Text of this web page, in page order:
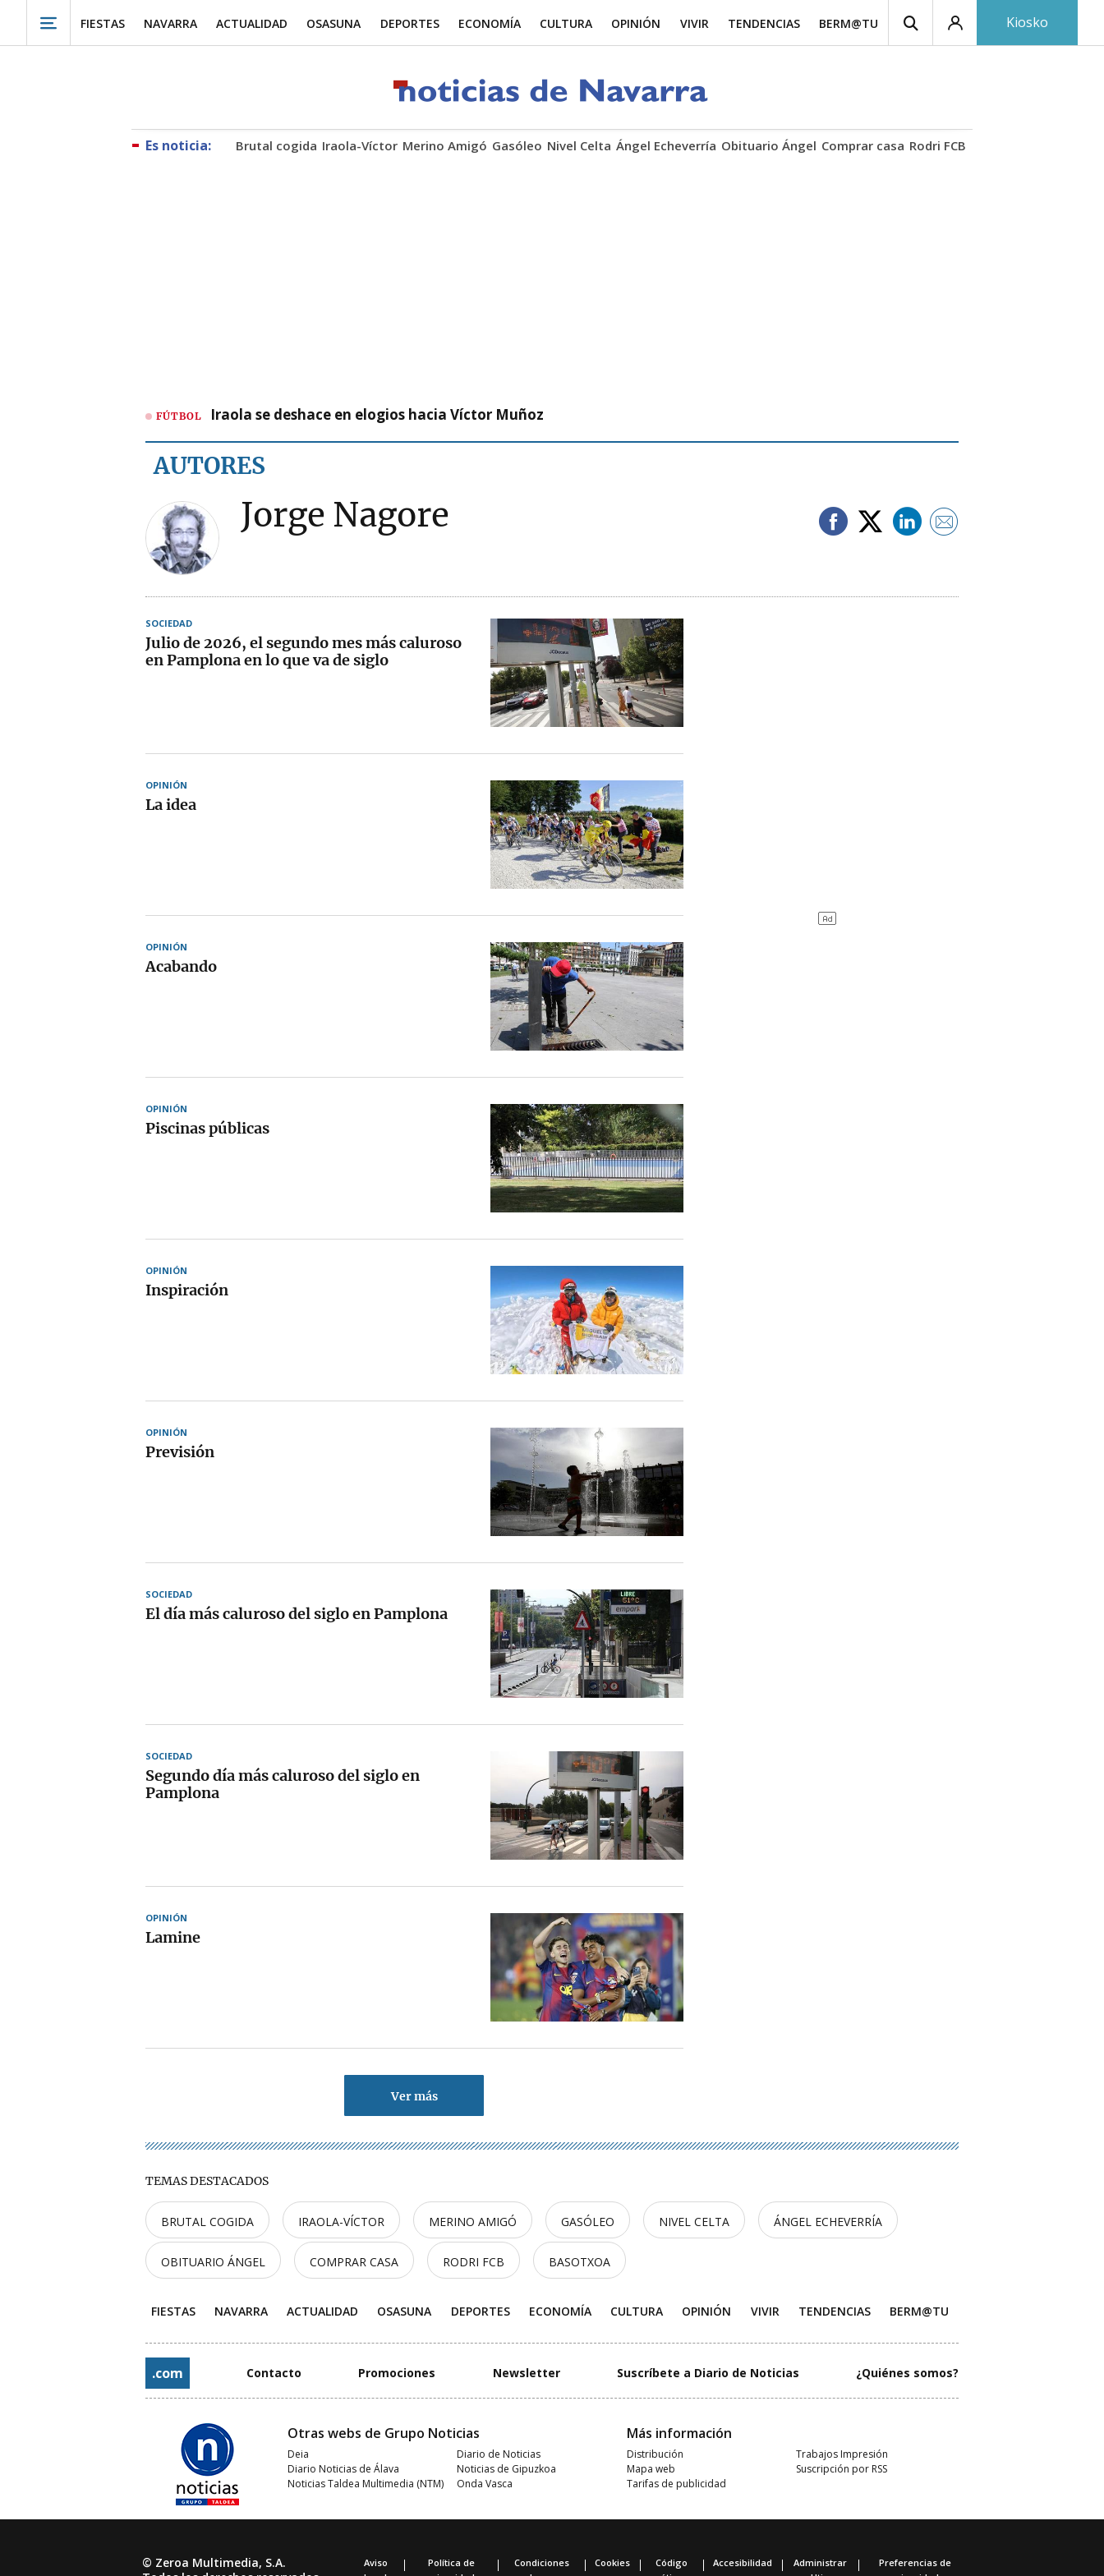
Brutal cogida Iraola-Víctor Merino Amigó Gasóleo Nivel Celta Ángel Echeverría Obituario Ángel Comprar casa Rodri FCB
FIESTAS NAVARRA ACTUALIDAD OSASUNA DEPORTES ECONOMÍA CULTURA OPINIÓN VIVIR TENDENCIAS BERM@TU Kiosko
FÚTBOL Iraola se deshace en elogios hacia Víctor Muñoz
AUTORES
Jorge Nagore
SOCIEDAD
Julio de 2026, el segundo mes más caluroso
en Pamplona en lo que va de siglo
OPINIÓN
La idea
OPINIÓN
Acabando
OPINIÓN
Piscinas públicas
OPINIÓN
Inspiración
OPINIÓN
Previsión
SOCIEDAD
El día más caluroso del siglo en Pamplona
SOCIEDAD
Segundo día más caluroso del siglo en
Pamplona
OPINIÓN
Lamine
Ver más
TEMAS DESTACADOS
BRUTAL COGIDA IRAOLA-VÍCTOR MERINO AMIGÓ GASÓLEO NIVEL CELTA ÁNGEL ECHEVERRÍA
OBITUARIO ÁNGEL COMPRAR CASA RODRI FCB BASOTXOA
FIESTAS NAVARRA ACTUALIDAD OSASUNA DEPORTES ECONOMÍA CULTURA OPINIÓN VIVIR TENDENCIAS BERM@TU
.com Contacto Promociones Newsletter Suscríbete a Diario de Noticias ¿Quiénes somos?
Otras webs de Grupo Noticias
Deia
Diario de Noticias
Diario Noticias de Álava
Noticias de Gipuzkoa
Noticias Taldea Multimedia (NTM)
Onda Vasca
Más información
Distribución
Trabajos Impresión
Mapa web
Suscripción por RSS
Tarifas de publicidad
© Zeroa Multimedia, S.A.
Aviso
Política de
Condiciones
Cookies
Código
Accesibilidad
Administrar
Preferencias de